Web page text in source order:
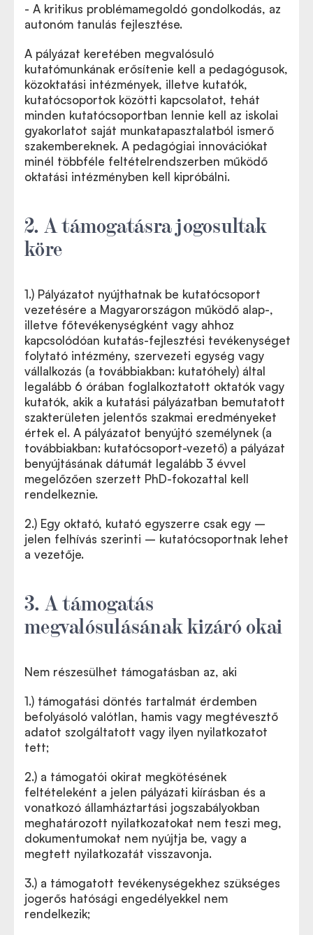
- A kritikus problémamegoldó gondolkodás, az
autonóm tanulás fejlesztése.
A pályázat keretében megvalósuló
kutatómunkának erősítenie kell a pedagógusok,
közoktatási intézmények, illetve kutatók,
kutatócsoportok közötti kapcsolatot, tehát
minden kutatócsoportban lennie kell az iskolai
gyakorlatot saját munkatapasztalatból ismerő
szakembereknek. A pedagógiai innovációkat
minél többféle feltételrendszerben működő
oktatási intézményben kell kipróbálni.
2. A támogatásra jogosultak
köre
1.) Pályázatot nyújthatnak be kutatócsoport
vezetésére a Magyarországon működő alap-,
illetve főtevékenységként vagy ahhoz
kapcsolódóan kutatás-fejlesztési tevékenységet
folytató intézmény, szervezeti egység vagy
vállalkozás (a továbbiakban: kutatóhely) által
legalább 6 órában foglalkoztatott oktatók vagy
kutatók, akik a kutatási pályázatban bemutatott
szakterületen jelentős szakmai eredményeket
értek el. A pályázatot benyújtó személynek (a
továbbiakban: kutatócsoport-vezető) a pályázat
benyújtásának dátumát legalább 3 évvel
megelőzően szerzett PhD-fokozattal kell
rendelkeznie.
2.) Egy oktató, kutató egyszerre csak egy –
jelen felhívás szerinti – kutatócsoportnak lehet
a vezetője.
3. A támogatás
megvalósulásának kizáró okai
Nem részesülhet támogatásban az, aki
1.) támogatási döntés tartalmát érdemben
befolyásoló valótlan, hamis vagy megtévesztő
adatot szolgáltatott vagy ilyen nyilatkozatot
tett;
2.) a támogatói okirat megkötésének
feltételeként a jelen pályázati kiírásban és a
vonatkozó államháztartási jogszabályokban
meghatározott nyilatkozatokat nem teszi meg,
dokumentumokat nem nyújtja be, vagy a
megtett nyilatkozatát visszavonja.
3.) a támogatott tevékenységekhez szükséges
jogerős hatósági engedélyekkel nem
rendelkezik;